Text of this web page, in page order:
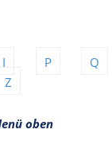
I P
Q
Z
oben